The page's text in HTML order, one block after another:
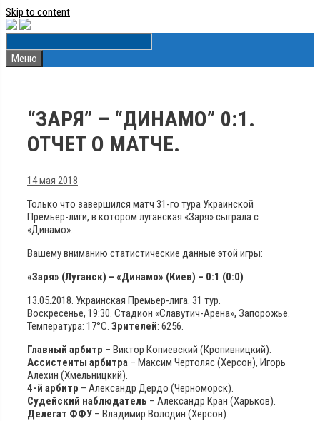
Skip to content
Меню
“ЗАРЯ” – “ДИНАМО” 0:1.
ОТЧЕТ О МАТЧЕ.
14 мая 2018
Только что завершился матч 31-го тура Украинской
Премьер-лиги, в котором луганская «Заря» сыграла с
«Динамо».
Вашему вниманию статистические данные этой игры:
«Заря» (Луганск) – «Динамо» (Киев) – 0:1 (0:0)
13.05.2018. Украинская Премьер-лига. 31 тур.
Воскресенье, 19:30. Стадион «Славутич-Арена», Запорожье.
Температура: 17°С. Зрителей: 6256.
Главный арбитр – Виктор Копиевский (Кропивницкий).
Ассистенты арбитра – Максим Чертоляс (Херсон), Игорь
Алехин (Хмельницкий).
4-й арбитр – Александр Дердо (Черноморск).
Судейский наблюдатель – Александр Кран (Харьков).
Делегат ФФУ – Владимир Володин (Херсон).